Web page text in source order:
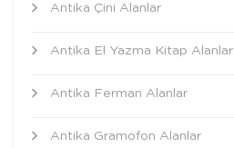
Antika Çini Alanlar
Antika El Yazma Kitap Alanlar
Antika Ferman Alanlar
Antika Gramofon Alanlar